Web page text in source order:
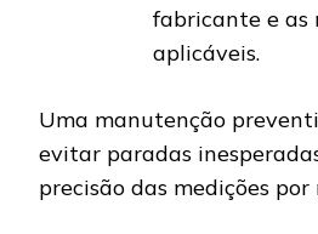
fabricante e as
aplicáveis.
Uma manutenção
evitar paradas
precisão das medições por